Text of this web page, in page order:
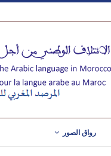
رواق الصور